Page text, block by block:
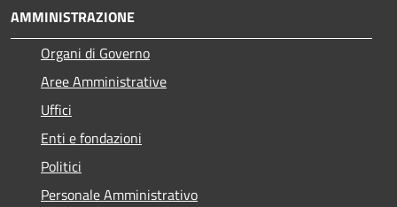
AMMINISTRAZIONE
Organi di Governo
Aree Amministrative
Uffici
Enti e fondazioni
Politici
Personale Amministrativo